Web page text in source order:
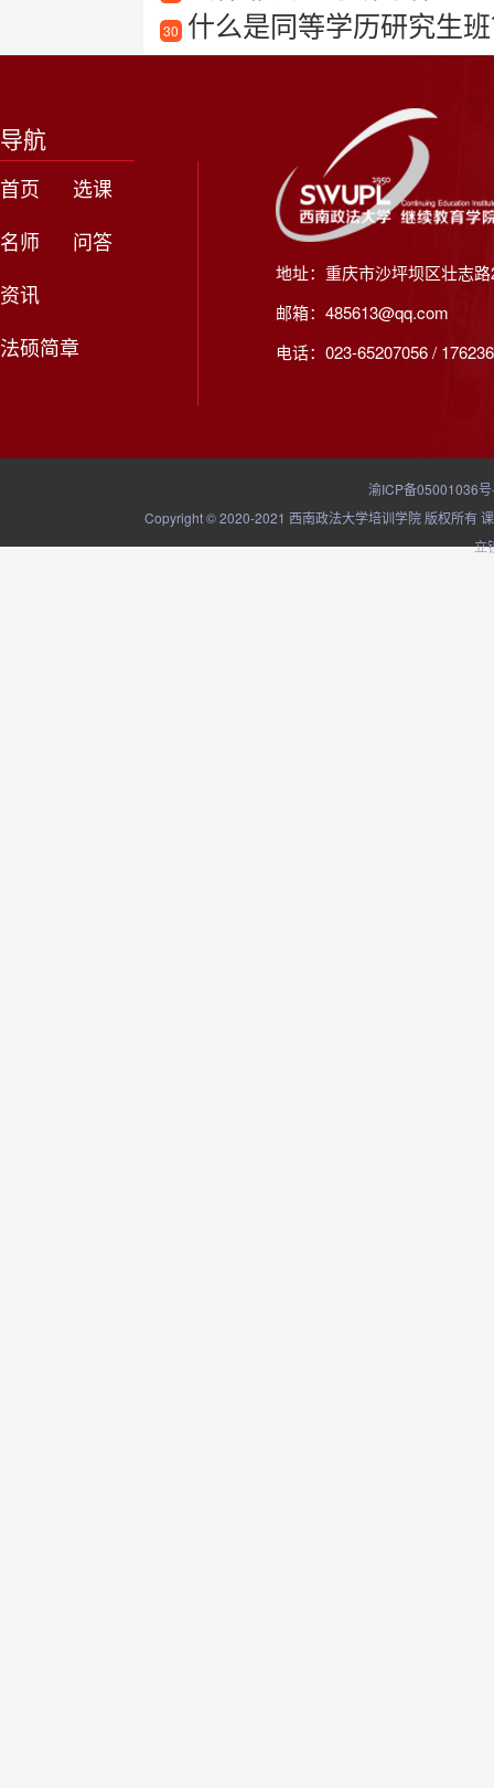
30 什么是同等学历研究生
导航
首页
选课
名师
问答
资讯
法硕简章
地址：重庆市沙坪坝区壮志
邮箱：485613@qq.com
电话：023-65207056 /
渝ICP备05001036
Copyright © 2020-2021 西南政法大学培训学院 版权所有
立